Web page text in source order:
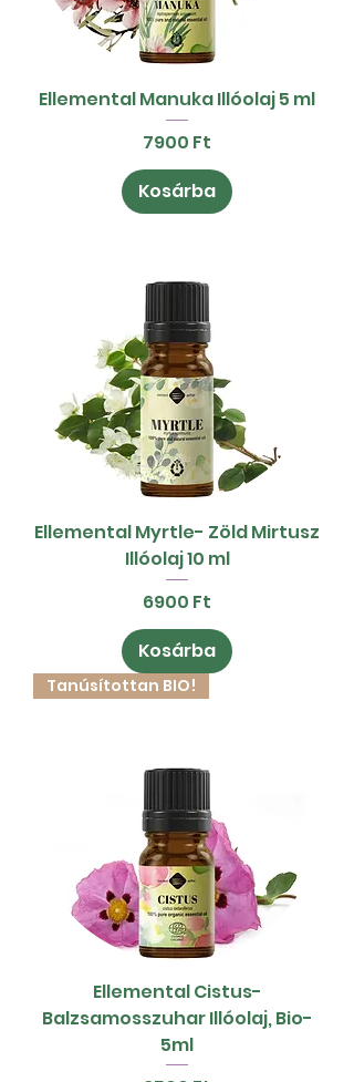
Ellemental Manuka Illóolaj 5 ml
Ár
7900 Ft
Kosárba
Ellemental Myrtle- Zöld Mirtusz
Illóolaj 10 ml
Ár
6900 Ft
Kosárba
Tanúsítottan BIO!
Ellemental Cistus-
Balzsamosszuhar Illóolaj, Bio-
5ml